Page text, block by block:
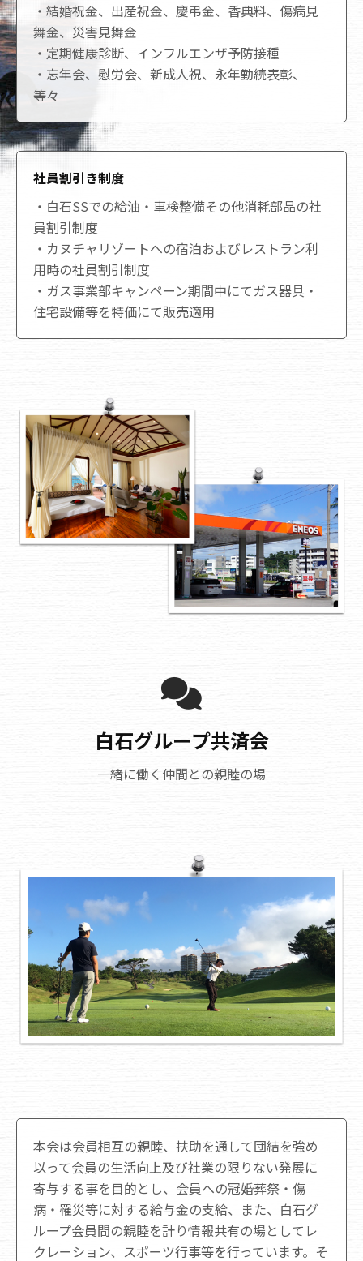
・結婚祝金、出産祝金、慶弔金、香典料、傷病見
舞金、災害見舞金
・定期健康診断、インフルエンザ予防接種
・忘年会、慰労会、新成人祝、永年勤続表彰、
等々
社員割引き制度
・白石SSでの給油・車検整備その他消耗部品の社
員割引制度
・カヌチャリゾートへの宿泊およびレストラン利
用時の社員割引制度
・ガス事業部キャンペーン期間中にてガス器具・
住宅設備等を特価にて販売適用
白石グループ共済会
一緒に働く仲間との親睦の場
本会は会員相互の親睦、扶助を通して団結を強め
以って会員の生活向上及び社業の限りない発展に
寄与する事を目的とし、会員への冠婚葬祭・傷
病・罹災等に対する給与金の支給、また、白石グ
ループ会員間の親睦を計り情報共有の場としてレ
クレーション、スポーツ行事等を行っています。そ